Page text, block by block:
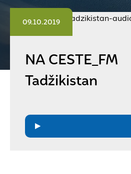
NA CESTE_FM
Tadžikistan
09.10.2019